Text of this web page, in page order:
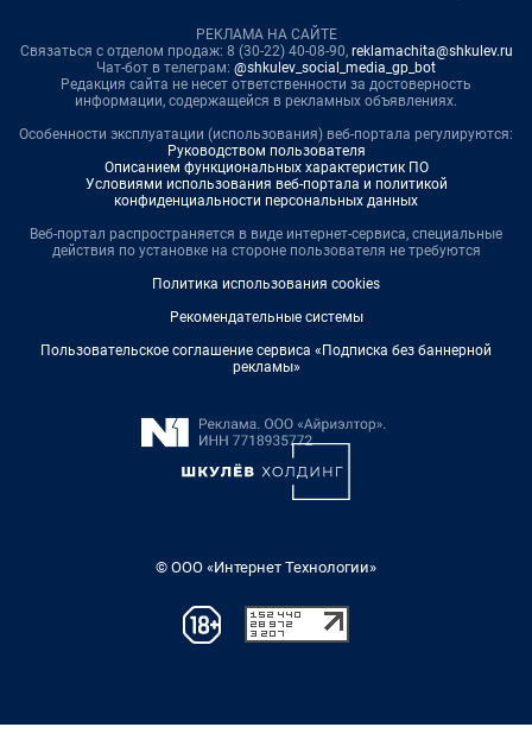
РЕКЛАМА НА САЙТЕ
Связаться с отделом продаж: 8 (30-22) 40-08-90, reklamachita@shkulev.ru
Чат-бот в телеграм: @shkulev_social_media_gp_bot
Редакция сайта не несет ответственности за достоверность
информации, содержащейся в рекламных объявлениях.
Особенности эксплуатации (использования) веб-портала регулируются:
Руководством пользователя
Описанием функциональных характеристик ПО
Условиями использования веб-портала и политикой
конфиденциальности персональных данных
Веб-портал распространяется в виде интернет-сервиса, специальные
действия по установке на стороне пользователя не требуются
Политика использования cookies
Рекомендательные системы
Пользовательское соглашение сервиса «Подписка без баннерной
рекламы»
© ООО «Интернет Технологии»